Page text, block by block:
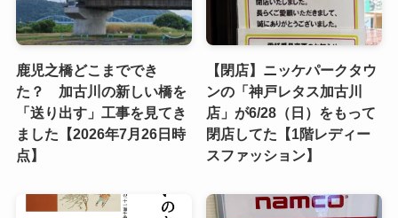
鹿児之橋どこまででき
た？ 加古川の新しい橋を
「送り出す」工事を見てき
ました【2026年7月26日時
点】
【閉店】ニッケパークタウ
ンの「神戸レタス加古川
店」が6/28（日）をもって
閉店してた【1階レディー
スファッション】